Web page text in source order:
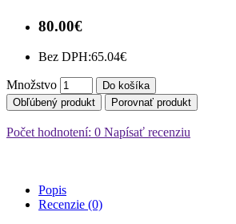
80.00€
Bez DPH:65.04€
Množstvo
Do košíka
Obľúbený produkt
Porovnať produkt
Počet hodnotení: 0 Napísať recenziu
Popis
Recenzie (0)